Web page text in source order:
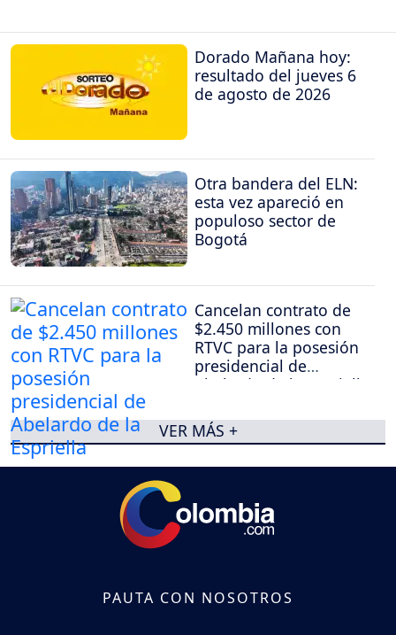
Dorado Mañana hoy:
resultado del jueves 6
de agosto de 2026
Otra bandera del ELN:
esta vez apareció en
populoso sector de
Bogotá
Cancelan contrato de
$2.450 millones con
RTVC para la posesión
presidencial de
Abelardo de la Espriella
VER MÁS +
PAUTA CON NOSOTROS